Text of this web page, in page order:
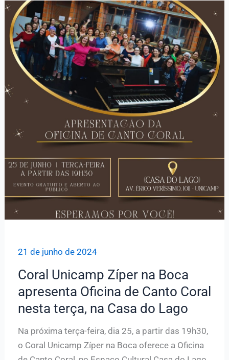
ao
Canto
Coral
2º
Semestre
de
21 de junho de 2024
Coral Unicamp Zíper na Boca
apresenta Oficina de Canto Coral
nesta terça, na Casa do Lago
Na próxima terça-feira, dia 25, a partir das 19h30,
o Coral Unicamp Zíper na Boca oferece a Oficina